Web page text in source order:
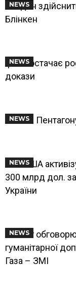
NEWS
Байден
Блінкен
NEWS
Іран постачає
докази
NEWS
Голова
NEWS
WP: США
300 млрд дол.
України
NEWS
Єгипет
гуманітарної
Газа – ЗМІ